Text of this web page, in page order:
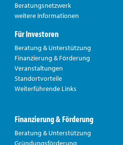
Beratungsnetzwerk
weitere Informationen
Für Investoren
Beratung & Unterstützung
Finanzierung & Förderung
Veranstaltungen
Standortvorteile
Weiterführende Links
Finanzierung & Förderung
Beratung & Unterstützung
Gründungsförderung